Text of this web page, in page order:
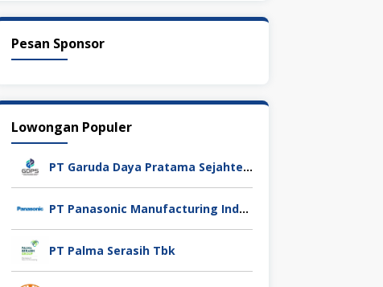
Pesan Sponsor
Lowongan Populer
PT Garuda Daya Pratama Sejahtera
PT Panasonic Manufacturing Indonesia
PT Palma Serasih Tbk